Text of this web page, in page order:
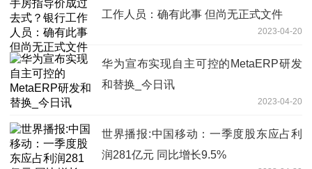
工作人员：确有此事 但尚无正式文件
2023-04-20
华为宣布实现自主可控的MetaERP研发
和替换_今日讯
2023-04-20
世界播报:中国移动：一季度股东应占利
润281亿元 同比增长9.5%